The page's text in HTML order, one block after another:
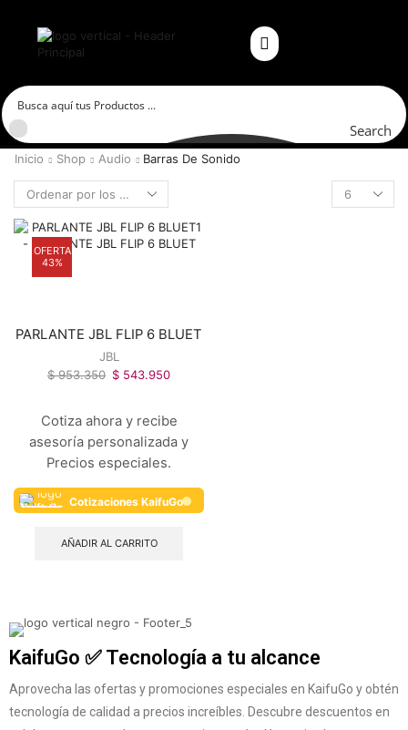
Search
Inicio Shop Audio Barras De Sonido
OFERTA
43%
PARLANTE JBL FLIP 6 BLUET
JBL
$953.350 $ 543.950
Cotiza ahora y recibe
asesoría personalizada y
Precios especiales.
Cotizaciones KaifuGo
AÑADIR AL CARRITO
KaifuGo ✅ Tecnología a tu alcance
Aprovecha las ofertas y promociones especiales en KaifuGo y obtén
tecnología de calidad a precios increíbles. Descubre descuentos en